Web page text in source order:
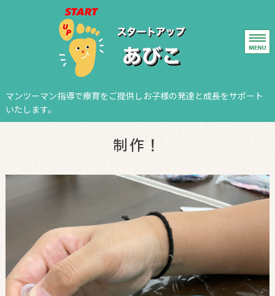
マンツーマン指導で療育をご提供しお子様の発達と成長をサポート
いたします。
ホーム
レッスン
お問い合わせ
制作！